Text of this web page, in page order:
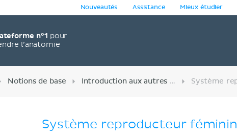
n°1 pour
l’anatomie
Nouveautés Assistance Mieux étudier
Notions de base Introduction aux autres systèmes
Système reproducteur féminin